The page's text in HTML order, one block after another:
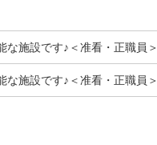
施設です♪＜准看・正職員＞
施設です♪＜准看・正職員＞